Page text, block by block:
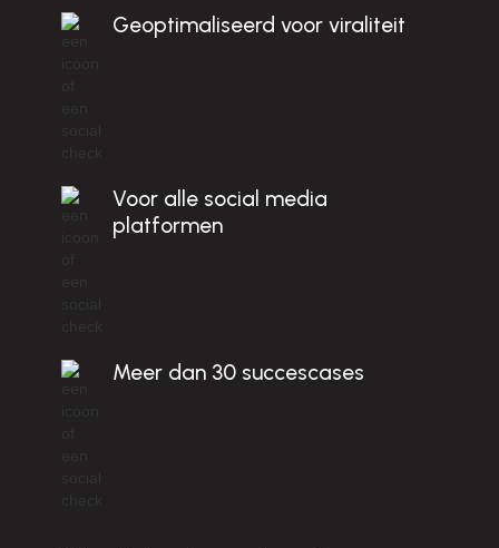
B
!
Geoptimaliseerd voor viraliteit
Voor alle social media
platformen
Meer dan 30 succescases